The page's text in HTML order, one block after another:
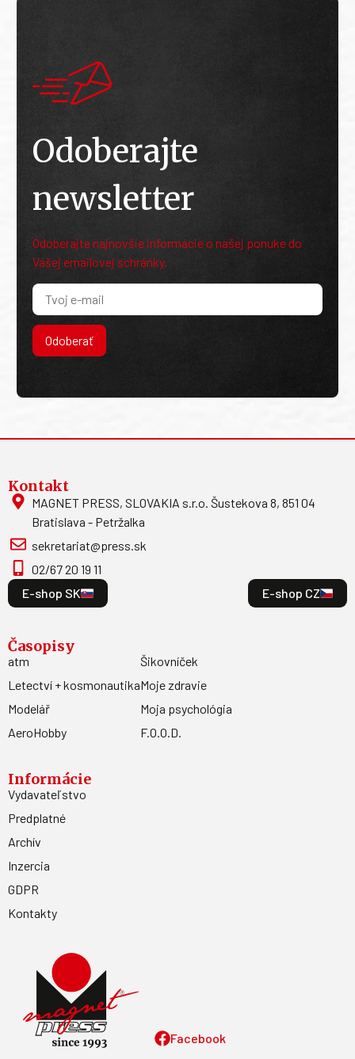
Odoberajte
newsletter
Odoberajte najnovšie informácie o našej ponuke do
Vašej emailovej schránky.
Odoberať
Facebook
Kontakt
MAGNET PRESS, SLOVAKIA s.r.o. Šustekova 8, 851 04
Bratislava - Petržalka
sekretariat@press.sk
02/67 20 19 11
E-shop SK
E-shop CZ
Časopisy
atm
Letectví + kosmonautika
Modelář
AeroHobby
Šikovníček
Moje zdravie
Moja psychológia
F.O.O.D.
Informácie
Vydavateľstvo
Predplatné
Archív
Inzercia
GDPR
Kontakty